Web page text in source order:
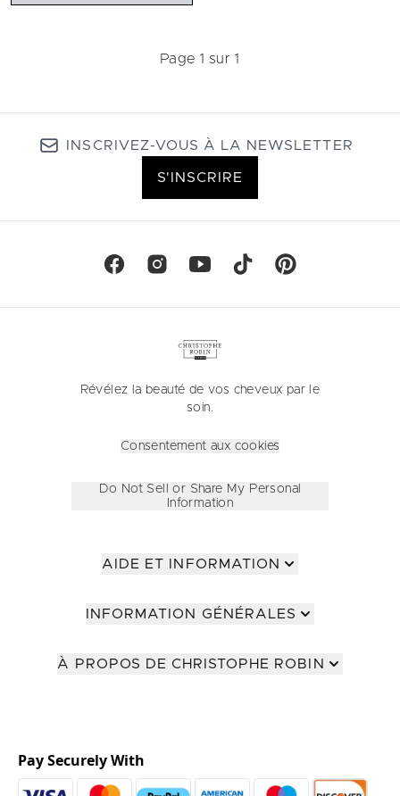
Page 1 sur 1
INSCRIVEZ-VOUS À LA NEWSLETTER
S'INSCRIRE
Révélez la beauté de vos cheveux par le
soin.
Consentement aux cookies
Do Not Sell or Share My Personal
Information
AIDE ET INFORMATION
INFORMATION GÉNÉRALES
À PROPOS DE CHRISTOPHE ROBIN
Pay Securely With